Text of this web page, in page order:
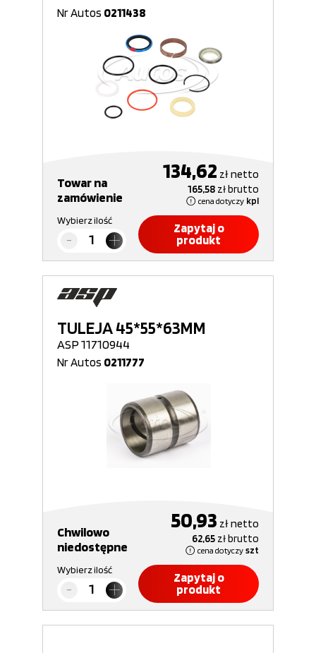
Nr Autos 0211438
Towar na
zamówienie
134,62 złnetto
165,58 złbrutto
cena dotyczy kpl
Wybierz ilość
Zapytaj o
produkt
TULEJA 45*55*63MM
ASP 11710944
Nr Autos 0211777
Chwilowo
niedostępne
50,93 złnetto
62,65 złbrutto
cena dotyczy szt
Wybierz ilość
Zapytaj o
produkt